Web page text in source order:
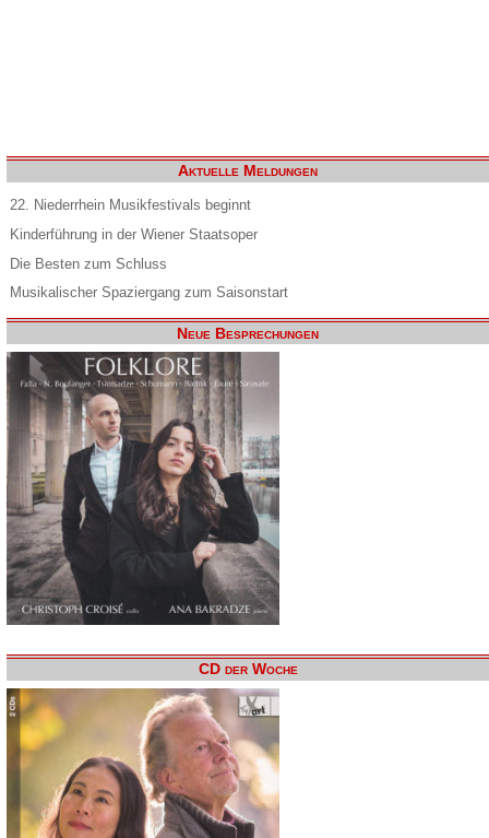
Aktuelle Meldungen
22. Niederrhein Musikfestivals beginnt
Kinderführung in der Wiener Staatsoper
Die Besten zum Schluss
Musikalischer Spaziergang zum Saisonstart
Neue Besprechungen
CD der Woche